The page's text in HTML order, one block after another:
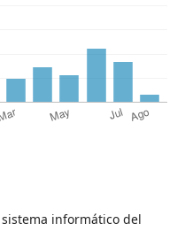
informático del